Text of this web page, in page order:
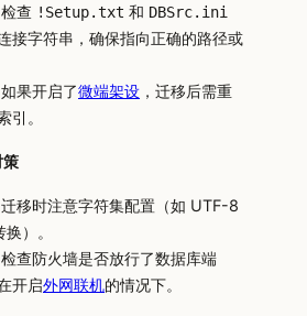
检查 !Setup.txt 和 DBSrc.ini
接字符串，确保指向正确的路径或
如果开启了微端架设 ，迁移后需重
引。
策
迁移时注意字符集配置（如 UTF-8
）。
检查防火墙是否放行了数据库端
开启外网联机的情况下。